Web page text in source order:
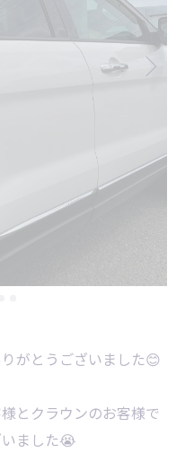
がとうございました😊
とクラウンのお客様で
ました😭